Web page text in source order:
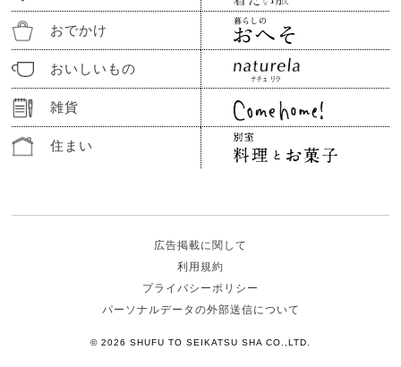
おでかけ
おいしいもの
雑貨
住まい
広告掲載に関して
利用規約
プライバシーポリシー
パーソナルデータの外部送信について
© 2026 SHUFU TO SEIKATSU SHA CO.,LTD.